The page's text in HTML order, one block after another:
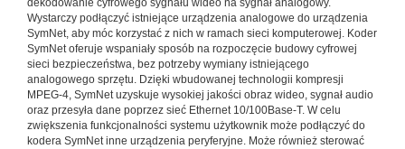
dekodowanie cyfrowego sygnału wideo na sygnał analogowy.
Wystarczy podłączyć istniejące urządzenia analogowe do urządzenia
SymNet, aby móc korzystać z nich w ramach sieci komputerowej. Koder
SymNet oferuje wspaniały sposób na rozpoczęcie budowy cyfrowej
sieci bezpieczeństwa, bez potrzeby wymiany istniejącego
analogowego sprzętu. Dzięki wbudowanej technologii kompresji
MPEG-4, SymNet uzyskuje wysokiej jakości obraz wideo, sygnał audio
oraz przesyła dane poprzez sieć Ethernet 10/100Base-T. W celu
zwiększenia funkcjonalności systemu użytkownik może podłączyć do
kodera SymNet inne urządzenia peryferyjne. Może również sterować